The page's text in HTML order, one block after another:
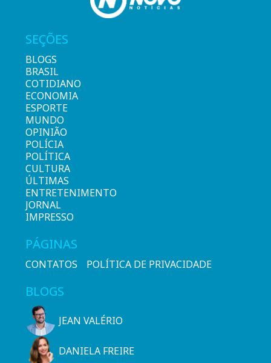
SEÇÕES
BLOGS
BRASIL
COTIDIANO
ECONOMIA
ESPORTE
MUNDO
OPINIÃO
POLÍCIA
POLÍTICA
CULTURA
ÚLTIMAS
ENTRETENIMENTO
JORNAL
IMPRESSO
PÁGINAS
CONTATOS POLÍTICA DE PRIVACIDADE
BLOGS
JEAN VALÉRIO
DANIELA FREIRE